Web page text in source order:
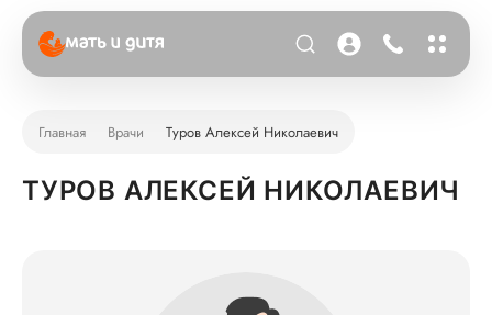
Главная Врачи Туров Алексей Николаевич
ТУРОВ АЛЕКСЕЙ НИКОЛАЕВИЧ